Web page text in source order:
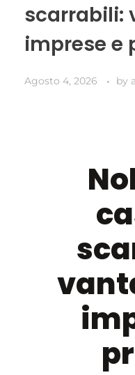
scarrabili:
imprese e
Agosto 4, 2026 by